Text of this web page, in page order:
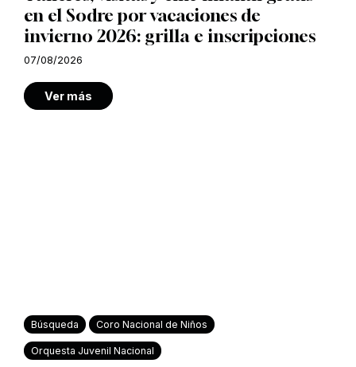
en el Sodre por vacaciones de
invierno 2026: grilla e inscripciones
07/08/2026
Ver más
Búsqueda Coro Nacional de Niños
Orquesta Juvenil Nacional